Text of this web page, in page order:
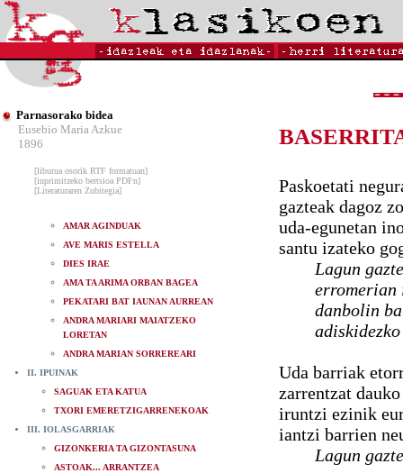
Parnasorako bidea
Eusebio Maria Azkue
1896
[liburua osorik RTF formatuan]
[inprimitzeko bertsioa PDFn]
[Literaturaren Zubitegia]
AMAR AGINDUAK
AVE MARIS ESTELLA
DIES IRAE
AMA TA ARIMA ORBAN BAGEA
PEKATARI BAT IAUNAN AURREAN
ANDRA MARIARI MAIATZEKO
LORETAN
ANDRA MARIAN SORREREARI
II. IPUINAK
SAGUAK ETA KATUA
TXORI EMERETZIGARRENEKOAK
III. IOLASGARRIAK
GIZONKERIA TA GIZONTASUNA
ASTOAK... ARRANTZEA
Paskoetati
gazteak dagoz
uda-egunetan
santu izateko
Lagun
danbolin
Uda barriak
zarrentzat
iruntzi ezinik
iantzi barrien
Lagun